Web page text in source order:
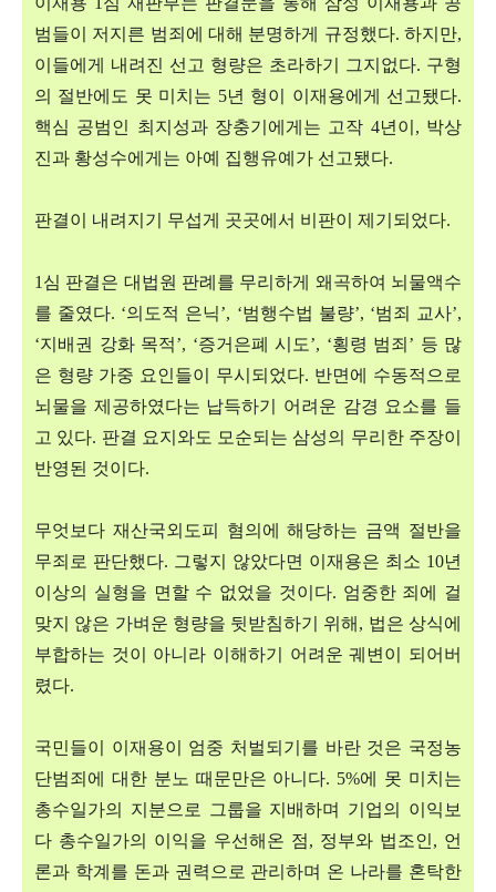
범들이 저지른 범죄에 대해 분명하게 규정했다.하지만,
이들에게 내려진 선고 형량은 초라하기 그지없다. 구형
의 절반에도 못 미치는 5년 형이 이재용에게 선고됐다.
핵심 공범인 최지성과 장충기에게는 고작 4년이 , 박상
진과 황성수에게는 아예 집행유예가 선고됐다.
판결이 내려지기 무섭게 곳곳에서 비판이 제기되었다.
1 심 판결은 대법원 판례를 무리하게 왜곡하여 뇌물액수
를 줄였다. ‘의도적 은닉’, ‘범행수법 불량’, ‘범죄 교사’,
‘지배권 강화 목적’, ‘증거은폐 시도’, ‘횡령 범죄 ’ 등 많
은 형량 가중 요인들이 무시되었다. 반면에 수동적으로
뇌물을 제공하였다는 납득하기 어려운 감경 요소를 들
고 있다. 판결 요지와도 모순되는 삼성의 무리한 주장이
반영된 것이다.
무엇보다 재산국외도피 혐의에 해당하는 금액 절반을
무죄로 판단했다. 그렇지 않았다면 이재용은 최소 10년
이상의 실형을 면할 수 없었을 것이다. 엄중한 죄에 걸
맞지 않은 가벼운 형량을 뒷받침하기 위해 , 법은 상식에
부합하는 것이 아니라 이해하기 어려운 궤변이 되어버
렸다.
국민들이 이재용이 엄중 처벌되기를 바란 것은 국정농
단범죄에 대한 분노 때문만은 아니다. 5%에 못 미치는
총수일가의 지분으로 그룹을 지배하며 기업의 이익보
다 총수일가의 이익을 우선해온 점, 정부와 법조인, 언
론과 학계를 돈과 권력으로 관리하며 온 나라를 혼탁한